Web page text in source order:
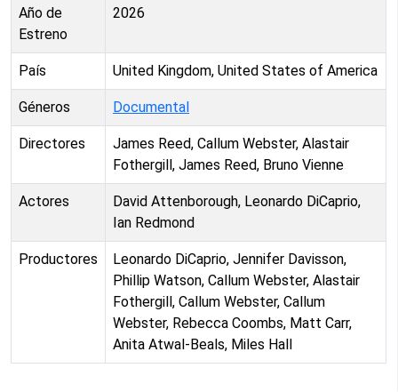
Año de
Estreno
2026
País United Kingdom, United States of America
Géneros Documental
Directores
James Reed, Callum Webster, Alastair
Fothergill, James Reed, Bruno Vienne
Actores
David Attenborough, Leonardo DiCaprio,
Ian Redmond
Productores
Leonardo DiCaprio, Jennifer Davisson,
Phillip Watson, Callum Webster, Alastair
Fothergill, Callum Webster, Callum
Webster, Rebecca Coombs, Matt Carr,
Anita Atwal-Beals, Miles Hall